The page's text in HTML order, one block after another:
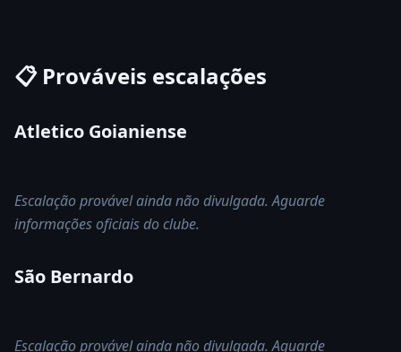
📋 Prováveis escalações
Atletico Goianiense
Escalação provável ainda não divulgada. Aguarde
informações oficiais do clube.
São Bernardo
Escalação provável ainda não divulgada. Aguarde